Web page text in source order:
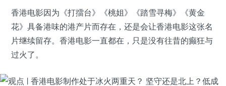
香港电影因为《打擂台》《桃姐》《踏雪寻梅》《黄金
花》具备港味的港产片而存在，还是会让香港电影这张名
片继续留存。香港电影一直都在，只是没有往昔的癫狂与
过火了。